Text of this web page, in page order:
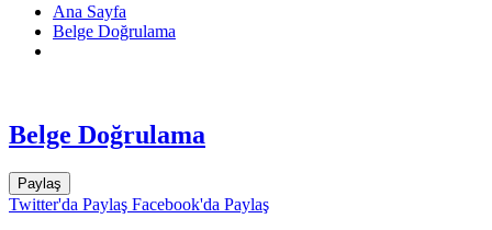
Ana Sayfa
Belge Doğrulama
Belge Doğrulama
Paylaş
Twitter'da Paylaş Facebook'da Paylaş